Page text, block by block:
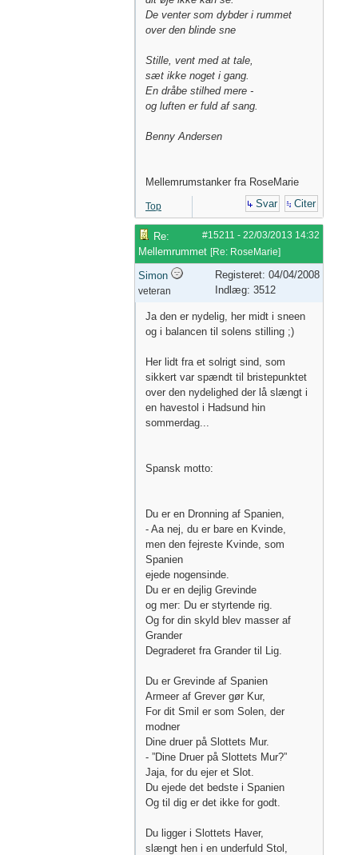
De venter som dybder i rummet
over den blinde sne
Stille, vent med at tale,
sæt ikke noget i gang.
En dråbe stilhed mere -
og luften er fuld af sang.
Benny Andersen
Mellemrumstanker fra RoseMarie
Top Svar Citer
#15211 - 22/03/2013 14:32
Re:
Mellemrummet [Re: RoseMarie]
Simon
veteran
Registeret: 04/04/2008
Indlæg: 3512
Ja den er nydelig, her midt i sneen
og i balancen til solens stilling ;)
Her lidt fra et solrigt sind, som
sikkert var spændt til bristepunktet
over den nydelighed der lå slængt i
en havestol i Hadsund hin
sommerdag...
Spansk motto:
Du er en Dronning af Spanien,
- Aa nej, du er bare en Kvinde,
men den fejreste Kvinde, som
Spanien
ejede nogensinde.
Du er en dejlig Grevinde
og mer: Du er styrtende rig.
Og for din skyld blev masser af
Grander
Degraderet fra Grander til Lig.
Du er Grevinde af Spanien
Armeer af Grever gør Kur,
For dit Smil er som Solen, der
modner
Dine druer på Slottets Mur.
- ”Dine Druer på Slottets Mur?”
Jaja, for du ejer et Slot.
Du ejede det bedste i Spanien
Og til dig er det ikke for godt.
Du ligger i Slottets Haver,
slængt hen i en underfuld Stol,